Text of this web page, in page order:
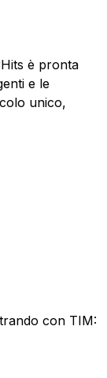
è pronta
e le
unico,
con TIM: